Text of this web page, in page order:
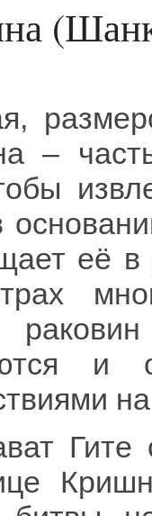
–
её в
и
Гите